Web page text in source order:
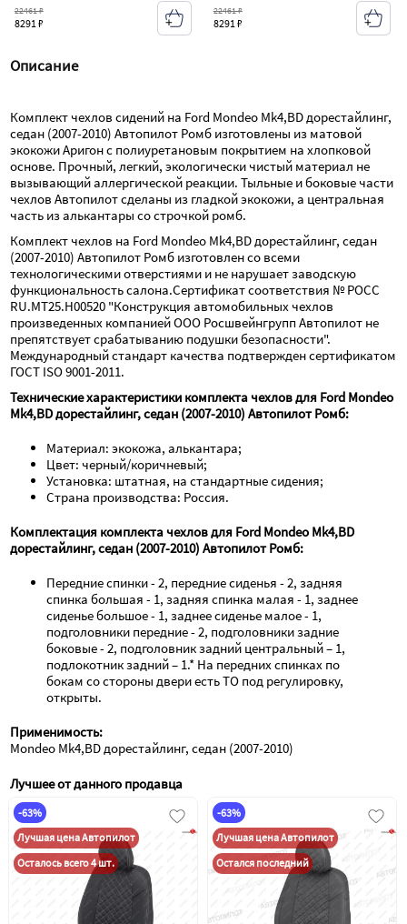
8291 ₽
22461 ₽
8291 ₽
22461 ₽
Описание
Комплект чехлов сидений на Ford Mondeo Mk4,BD дорестайлинг,
седан (2007-2010) Автопилот Ромб изготовлены из матовой
экокожи Аригон с полиуретановым покрытием на хлопковой
основе. Прочный, легкий, экологически чистый материал не
вызывающий аллергической реакции. Тыльные и боковые части
чехлов Автопилот сделаны из гладкой экокожи, а центральная
часть из алькантары со строчкой ромб.
Комплект чехлов на Ford Mondeo Mk4,BD дорестайлинг, седан
(2007-2010) Автопилот Ромб изготовлен со всеми
технологическими отверстиями и не нарушает заводскую
функциональность салона.Сертификат соответствия № РОСС
RU.МТ25.Н00520 "Конструкция автомобильных чехлов
произведенных компанией ООО Росшвейнгрупп Автопилот не
препятствует срабатыванию подушки безопасности".
Международный стандарт качества подтвержден сертификатом
ГОСТ ISO 9001-2011.
Технические характеристики комплекта чехлов для Ford Mondeo
Mk4,BD дорестайлинг, седан (2007-2010) Автопилот Ромб:
Материал: экокожа, алькантара;
Цвет: черный/коричневый;
Установка: штатная, на стандартные сидения;
Страна производства: Россия.
Комплектация комплекта чехлов для Ford Mondeo Mk4,BD
дорестайлинг, седан (2007-2010) Автопилот Ромб:
Передние спинки - 2, передние сиденья - 2, задняя
спинка большая - 1, задняя спинка малая - 1, заднее
сиденье большое - 1, заднее сиденье малое - 1,
подголовники передние - 2, подголовники задние
боковые - 2, подголовник задний центральный – 1,
подлокотник задний – 1.* На передних спинках по
бокам со стороны двери есть ТО под регулировку,
открыты.
Применимость:
Mondeo Mk4,BD дорестайлинг, седан (2007-2010)
Лучшее от данного продавца
-63%
Лучшая цена Автопилот
Осталось всего 4 шт.
-63%
Лучшая цена Автопилот
Остался последний